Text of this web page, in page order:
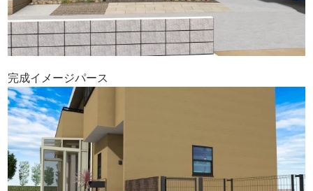
完成イメージパース